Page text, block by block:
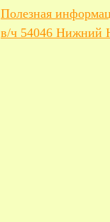
Полезная
в/ч 54046 Нижний